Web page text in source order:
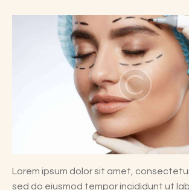
Lorem ipsum dolor sit amet,
sed do eiusmod tempor incididunt ut